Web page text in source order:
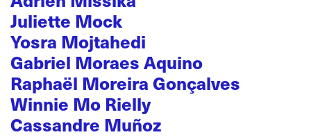
Juliette Mock
Yosra Mojtahedi
Gabriel Moraes Aquino
Raphaël Moreira Gonçalves
Winnie Mo Rielly
Cassandre Muñoz